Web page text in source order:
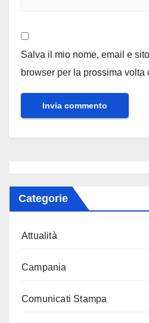
Salva il mio nome, email e
browser per la prossima volta
Categorie
Attualità
Campania
Comunicati Stampa